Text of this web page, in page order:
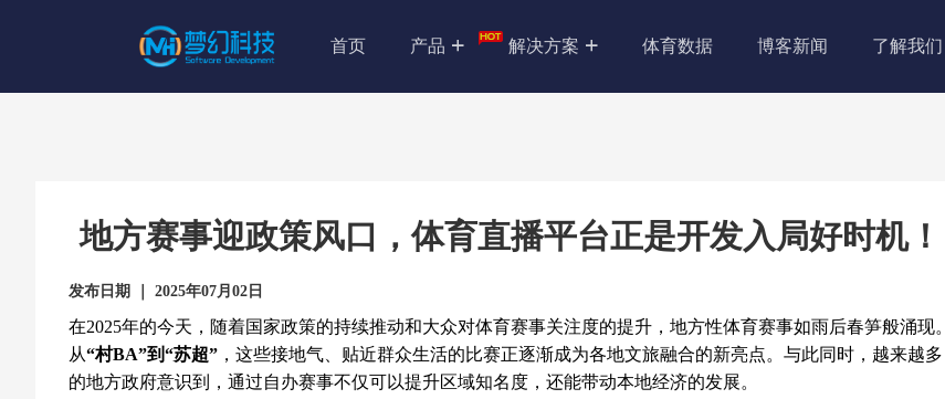
首页 产品 解决方案 体育数据 博客新闻 了解我们
地方赛事迎政策风口，体育直播平台正是开发入局好时机！
发布日期 ｜ 2025年07月02日
在2025年的今天，随着国家政策的持续推动和大众对体育赛事关注度的提升，地方性体育赛事如雨后春笋般涌现。
从“村BA”到“苏超” ，这些接地气、贴近群众生活的比赛正逐渐成为各地文旅融合的新亮点。与此同时，越来越多
的地方政府意识到，通过自办赛事不仅可以提升区域知名度，还能带动本地经济的发展。